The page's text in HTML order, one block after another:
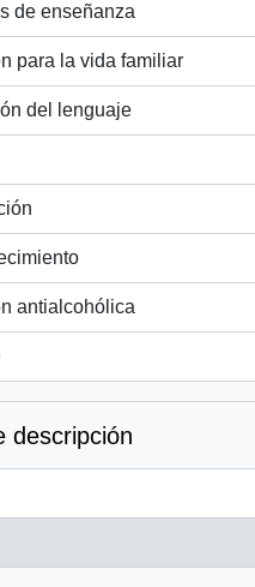
de enseñanza
para la vida familiar
del lenguaje
antialcohólica
descripción